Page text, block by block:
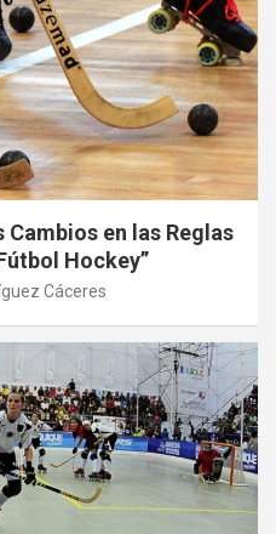
en las Reglas
Hockey”
Cáceres